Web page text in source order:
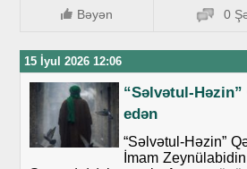
Bəyən 0
15 İyul 2026 12:06
“Səlvətul-
edən
“Səlvətul-Həzin”
İmam